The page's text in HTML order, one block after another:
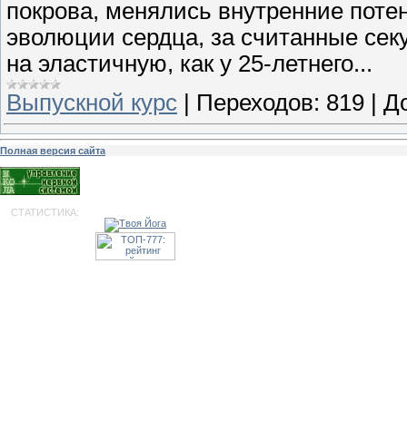
покрова, менялись внутренние
эволюции сердца, за считанные
на эластичную, как у 25-летнего...
Выпускной курс
Переходов: 819
Полная версия сайта
СТАТИСТИКА: